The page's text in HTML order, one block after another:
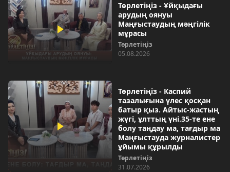
Төрлетіңіз - Ұйқыдағы
арудың оянуы
Маңғыстаудың мәңгілік
мұрасы
Төрлетіңіз
05.08.2026
Төрлетіңіз - Каспий
тазалығына үлес қосқан
батыр қыз. Айтыс-жастың
жүгі, ұлттың үні.35-те ене
болу таңдау ма, тағдыр ма
Маңғыстауда журналистер
ұйымы құрылды
Төрлетіңіз
31.07.2026